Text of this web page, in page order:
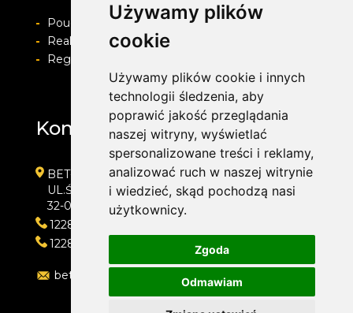
Używamy plików
cookie
Używamy plików cookie i innych
technologii śledzenia, aby
poprawić jakość przeglądania
naszej witryny, wyświetlać
spersonalizowane treści i reklamy,
analizować ruch w naszej witrynie
i wiedzieć, skąd pochodzą nasi
użytkownicy.
Zgoda
Odmawiam
-
Pouczenie o prawie do odstapienia od umowy
-
Realizacja zamówienia i formy płatności
-
Regulamin i Polityka prywatności
Kontakt
BET-POL
UL.ŚLEDZIEJOWICE 364
32-020 WIELICZKA
122882550
122882550
betpol@interia.pl